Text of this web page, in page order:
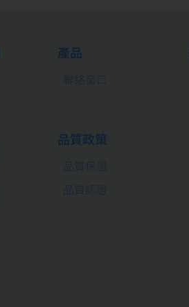
產品
聯絡窗口
品質政策
品質保證
品質認證